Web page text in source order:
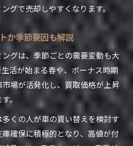
グで売却しやすくなります。
か季節要因も解説
グは、季節ごとの需要変動も大
活が始まる春や、ボーナス時期
場が活発化し、買取価格が上昇
。
くの人が車の買い替えを検討す
確保に積極的となり、高値が付